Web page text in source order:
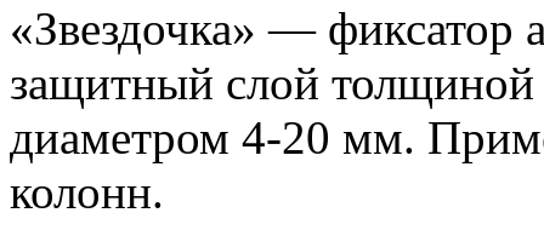
«Звездочка» — фиксатор
защитный слой толщиной
диаметром 4-20 мм.
колонн.